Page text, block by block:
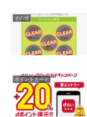
その他
ポイントカード